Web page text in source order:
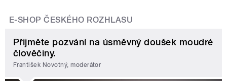
E-SHOP ČESKÉHO ROZHLASU
Přijměte pozvání na úsměvný doušek moudré
člověčiny.
František Novotný, moderátor